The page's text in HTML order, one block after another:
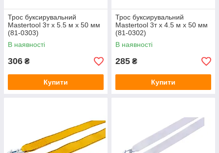
Трос буксирувальний
Mastertool 3т x 5.5 м x 50 мм
(81-0303)
В наявності
306 ₴
Купити
Трос буксирувальний
Mastertool 3т x 4.5 м x 50 мм
(81-0302)
В наявності
285 ₴
Купити